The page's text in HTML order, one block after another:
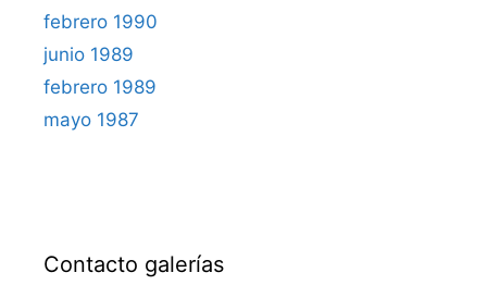
febrero 1990
junio 1989
febrero 1989
mayo 1987
Contacto galerías